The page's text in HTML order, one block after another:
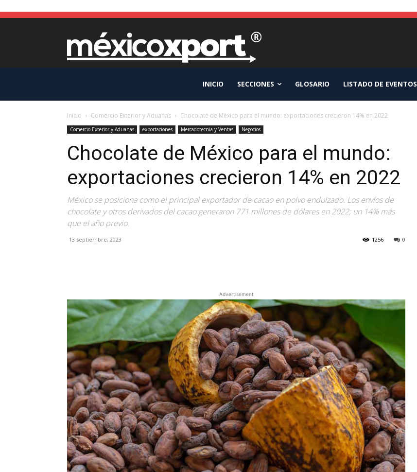
INICIO SECCIONES GLOSARIO LISTADO DE EVENTOS
Inicio Comercio Exterior y Aduanas Chocolate de México para el mundo: exportaciones crecieron 14% en 2022
Comercio Exterior y Aduanas exportaciones Mercadotecnia y Ventas Negocios
Chocolate de México para el mundo:
exportaciones crecieron 14% en 2022
México se posiciona como el principal exportador de cacao en polvo endulzado. Los envíos de
chocolate y otros derivados del cacao generaron 771 millones de dólares en 2022; un 14% más
que el año previo.
13 septiembre, 2023 0
1256
Advertisement